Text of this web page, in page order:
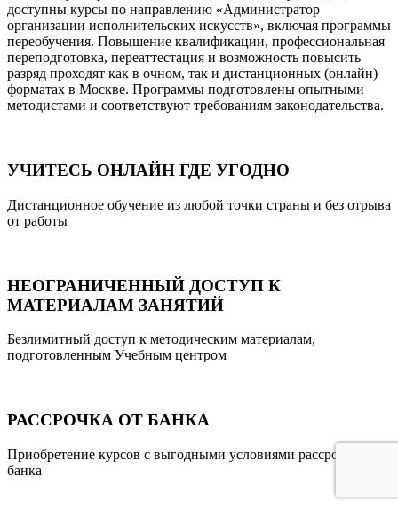
доступны курсы по направлению «Администратор
организации исполнительских искусств», включая программы
переобучения. Повышение квалификации, профессиональная
переподготовка, переаттестация и возможность повысить
разряд проходят как в очном, так и дистанционных (онлайн)
форматах в Москве. Программы подготовлены опытными
методистами и соответствуют требованиям законодательства.
УЧИТЕСЬ ОНЛАЙН ГДЕ УГОДНО
Дистанционное обучение из любой точки страны и без отрыва
от работы
НЕОГРАНИЧЕННЫЙ ДОСТУП К
МАТЕРИАЛАМ ЗАНЯТИЙ
Безлимитный доступ к методическим материалам,
подготовленным Учебным центром
РАССРОЧКА ОТ БАНКА
Приобретение курсов с выгодными условиями рассрочки от
банка